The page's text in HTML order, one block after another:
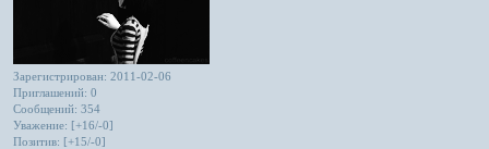
Зарегистрирован: 2011-02-06
Приглашений: 0
Сообщений: 354
Уважение: [+16/-0]
Позитив: [+15/-0]